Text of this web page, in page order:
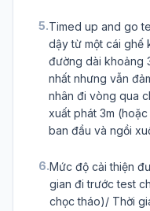
5.Timed up and go
dậy từ một cái ghế
đường dài khoảng
nhất nhưng vẫn
nhân đi vòng qua
xuất phát 3m
ban đầu và ngồi
6.Mức độ cải thiện
gian đi trước test
chọc tháo)/ Thời